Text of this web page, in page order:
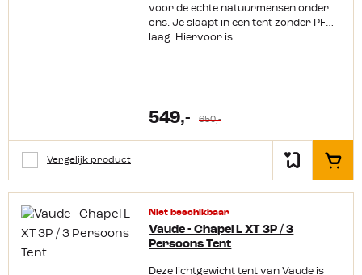
voor de echte natuurmensen onder
ons. Je slaapt in een tent zonder PFC-
laag. Hiervoor is
natuur! De tent is lichtgewicht en
stormvast en zo zeer geschikt voor
trektochten. De tent heeft goede
ventilatiemogelijkheden en een
binnententdeur en –wand beschikken
anelen voor optimaal leefklimaat. De
tent heeft een enkel boogconstructie
en is zo eenvoudig op te zetten. De
en scheurvastheid dankzij de unieke V
549,- 650,-
Vergelijk product In het
Niet beschikbaar
Vaude - Chapel L XT 3P / 3
Persoons Tent
Deze lichtgewicht tent van Vaude is